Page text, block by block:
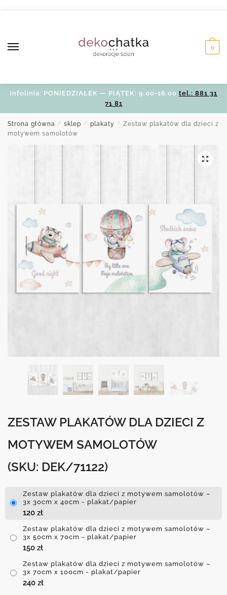
0
Infolinia: PONIEDZIAŁEK — PIĄTEK: 9.00-16.00 tel.: 881 31
71 81
Strona główna / sklep / plakaty / Zestaw plakatów dla dzieci z
motywem samolotów
ZESTAW PLAKATÓW DLA DZIECI Z
MOTYWEM SAMOLOTÓW
(SKU: DEK/71122)
Zestaw plakatów dla dzieci z motywem samolotów –
3x 30cm x 40cm - plakat/papier
120 zł
Zestaw plakatów dla dzieci z motywem samolotów –
3x 50cm x 70cm - plakat/papier
150 zł
Zestaw plakatów dla dzieci z motywem samolotów –
3x 70cm x 100cm - plakat/papier
240 zł